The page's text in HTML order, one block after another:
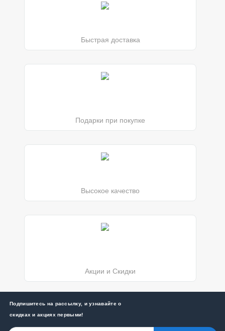
Быстрая доставка
Подарки при покупке
Высокое качество
Акции и Скидки
Подпишитесь на рассылку, и узнавайте о
скидках и акциях первыми!